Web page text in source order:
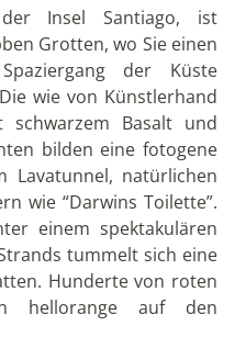
Insel Santiago, ist
Grotten, wo Sie einen
der Küste
wie von Künstlerhand
schwarzem Basalt und
bilden eine fotogene
Lavatunnel, natürlichen
wie “Darwins Toilette”.
einem spektakulären
tummelt sich eine
Hunderte von roten
hellorange auf den